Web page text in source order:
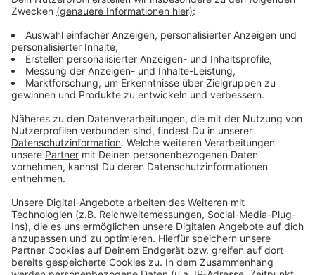
Zustimmung, um den YouTube
Video-Service zu laden!
Wir verwenden einen Service eines
Drittanbieters, um Videoinhalte
einzubetten. Dieser Service kann
sammeln. Bitte lesen Sie die
Details durch und stimmen Sie der
Nutzung des Service zu, um dieses
Mehr Informationen
Akzeptieren
powered byUsercentrics Consent
Fünf für Revolverheld
Anzeige